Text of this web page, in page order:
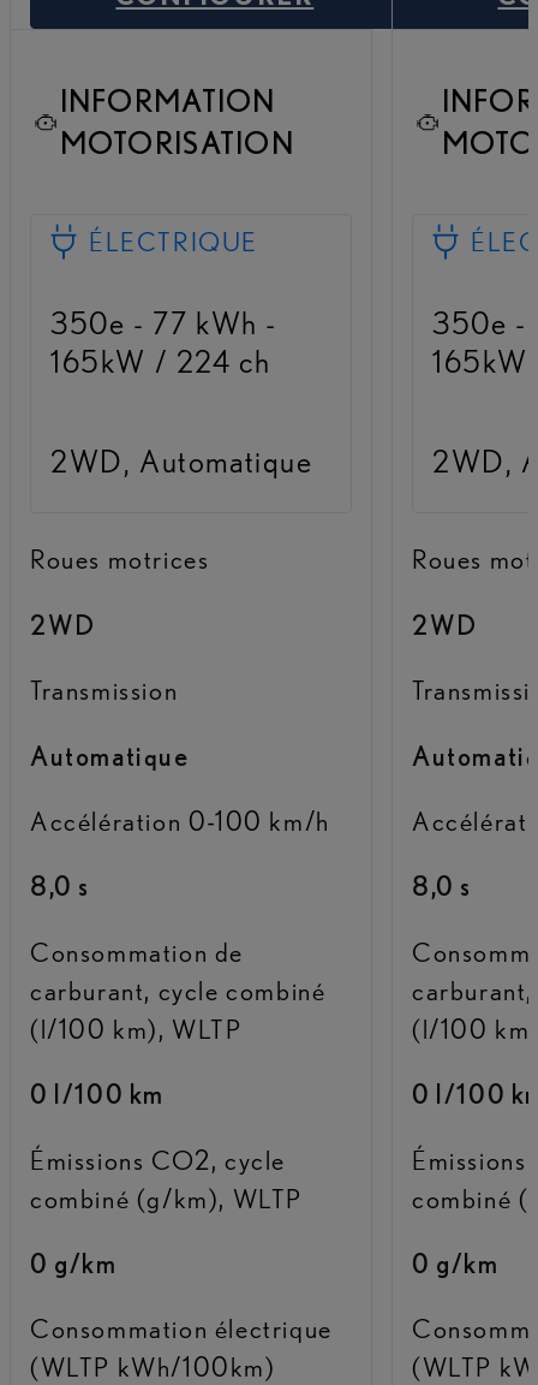
INFORMATION
MOTORISATION
ÉLECTRIQUE
350e - 77 kWh -
165kW / 224 ch
2WD, Automatique
Roues motrices
2WD
Transmission
Automatique
Accélération 0-100 km/h
8,0 s
Consommation de
carburant, cycle combiné
(l/100 km), WLTP
0 l/100 km
Émissions CO2, cycle
combiné (g/km), WLTP
0 g/km
Consommation électrique
(WLTP kWh/100km)
350e -
2WD,
Roues
2WD
8,0 s
(l/100
0 l/100
combiné
0 g/km
(WLTP